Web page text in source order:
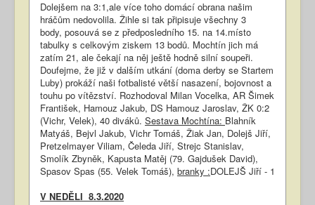
Dolejšem na 3:1,ale více toho domácí obrana našim
hráčům nedovolila. Žihle si tak připisuje všechny 3
body, posouvá se z předposledního 15. na 14.místo
tabulky s celkovým ziskem 13 bodů. Mochtín jich má
zatím 21, ale čekají na něj ještě hodně silní soupeři.
Doufejme, že již v dalším utkání (doma derby se Startem
Luby) prokáží naši fotbalisté větší nasazení, bojovnost a
touhu po vítězství. Rozhodoval Milan Vocelka, AR Šimek
František, Hamouz Jakub, DS Hamouz Jaroslav, ŽK 0:2
(Vichr, Velek), 40 diváků. Sestava Mochtína: Blahník
Matyáš, Bejvl Jakub, Vichr Tomáš, Žiak Jan, Dolejš Jiří,
Pretzelmayer Viliam, Čeleda Jiří, Strejc Stanislav,
Smolík Zbyněk, Kapusta Matěj (79. Gajdušek David),
Spasov Spas (55. Velek Tomáš), branky :DOLEJŠ Jiří - 1
V NEDĚLI 8.3.2020